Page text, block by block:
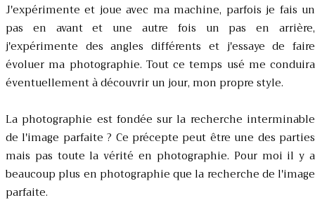
J'expérimente et joue avec ma machine, parfois je fais un
pas en avant et une autre fois un pas en arrière,
j'expérimente des angles différents et j'essaye de faire
évoluer ma photographie. Tout ce temps usé me conduira
éventuellement à découvrir un jour, mon propre style.
La photographie est fondée sur la recherche interminable
de l'image parfaite ? Ce précepte peut être une des parties
mais pas toute la vérité en photographie. Pour moi il y a
beaucoup plus en photographie que la recherche de l'image
parfaite.